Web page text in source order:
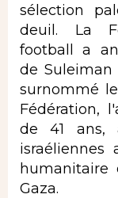
sélection
deuil. La
football a
de Suleiman
surnommé
Fédération,
de 41 ans,
Gaza.